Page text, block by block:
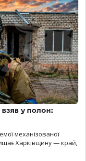
у полон:
механізованої
Харківщину — край,